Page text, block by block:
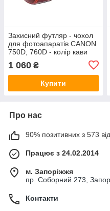
Захисний футляр - чохол
для фотоапаратів CANON
750D, 760D - колір кави
1 060 ₴
Купити
Про нас
90% позитивних з 573
Працює з 24.02.2014
м. Запоріжжя
пр. Соборний 273,
Контакти